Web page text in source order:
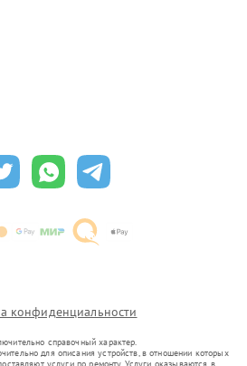
конфиденциальности
справочный характер.
для описания устройств, в отношении которых